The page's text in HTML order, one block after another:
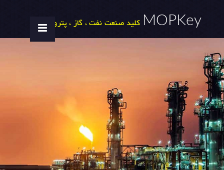
MOPKey کلید صنعت نفت ، گاز ، پتروشیمی